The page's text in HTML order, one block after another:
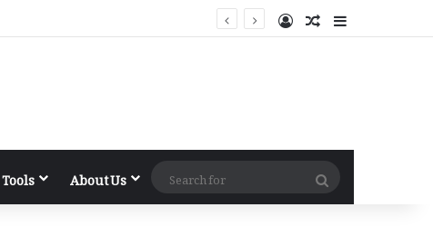
Log InRandom Article
Sidebar
Tools About Us
Search
for